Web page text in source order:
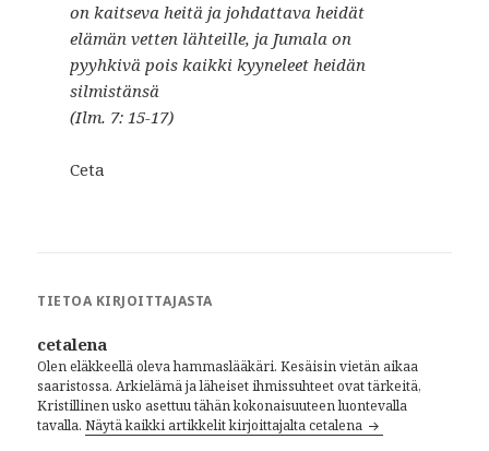
on kaitseva heitä ja johdattava heidät
elämän vetten lähteille, ja Jumala on
pyyhkivä pois kaikki kyyneleet heidän
silmistänsä
(Ilm. 7: 15-17)
Ceta
TIETOA KIRJOITTAJASTA
cetalena
Olen eläkkeellä oleva hammaslääkäri. Kesäisin vietän aikaa
saaristossa. Arkielämä ja läheiset ihmissuhteet ovat tärkeitä,
Kristillinen usko asettuu tähän kokonaisuuteen luontevalla
tavalla.Näytä kaikki artikkelit kirjoittajalta cetalena